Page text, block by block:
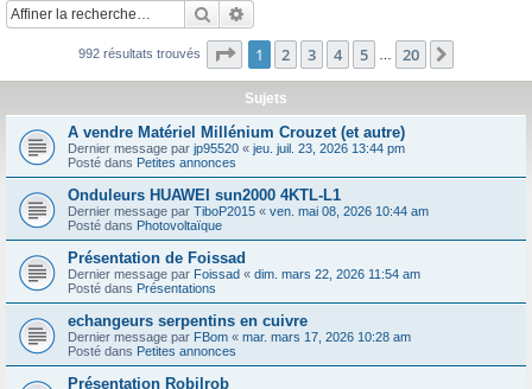
c
Rechercher
992 résultats trouvés Page 1sur20
1 2 3 4 5 20
Sujets
A vendre Matériel Millénium Crouzet (et autre)
Dernier message par jp95520 « jeu. juil. 23, 2026 13:44 pm
Posté dans Petites annonces
Onduleurs HUAWEI sun2000 4KTL-L1
Dernier message par TiboP2015 « ven. mai 08, 2026 10:44 am
Posté dans Photovoltaïque
Présentation de Foissad
Dernier message par Foissad « dim. mars 22, 2026 11:54 am
Posté dans Présentations
echangeurs serpentins en cuivre
Dernier message par FBom « mar. mars 17, 2026 10:28 am
Posté dans Petites annonces
Présentation Robilrob